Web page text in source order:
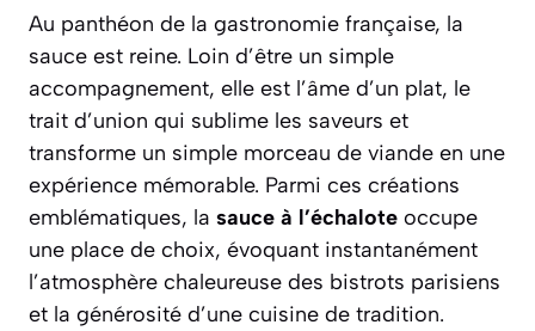
Au panthéon de la gastronomie française, la
sauce est reine. Loin d’être un simple
accompagnement, elle est l’âme d’un plat, le
trait d’union qui sublime les saveurs et
transforme un simple morceau de viande en une
expérience mémorable. Parmi ces créations
emblématiques, la sauce à l’échalote occupe
une place de choix, évoquant instantanément
l’atmosphère chaleureuse des bistrots parisiens
et la générosité d’une cuisine de tradition.